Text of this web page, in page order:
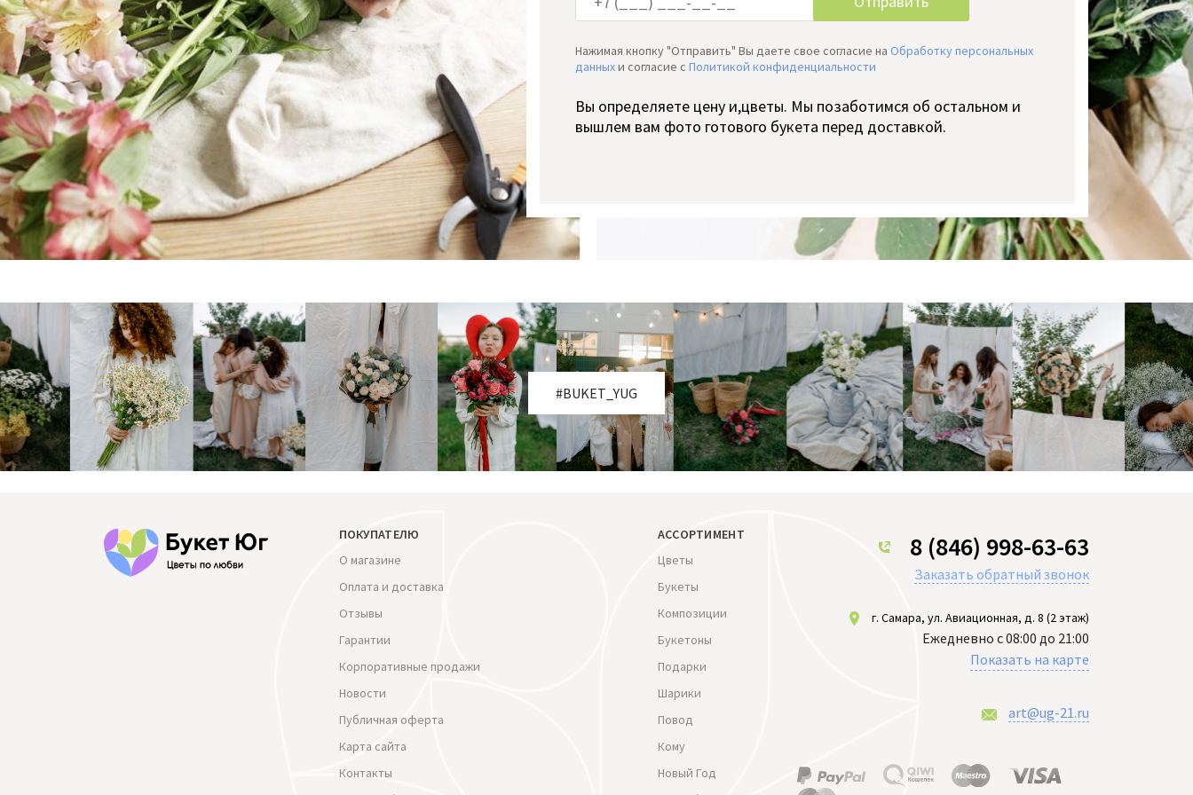
Нажимая кнопку "Отправить" Вы даете свое согласие на Обработку персональных
данныхи согласие cПолитикой конфиденциальности
Вы определяете цену и,цветы. Мы позаботимся об остальном и
вышлем вам фото готового букета перед доставкой.
#BUKET_YUG
ПОКУПАТЕЛЮ
О магазине
Оплата и доставка
Отзывы
Гарантии
Корпоративные продажи
Новости
Публичная оферта
Карта сайта
Контакты
АССОРТИМЕНТ
Цветы
Букеты
Композиции
Букетоны
Подарки
Шарики
Повод
Кому
Новый Год
8 (846) 998-63-63
Заказать обратный звонок
г. Самара, ул. Авиационная, д. 8 (2 этаж)
Ежедневно с 08:00 до 21:00
Показать на карте
art@ug-21.ru